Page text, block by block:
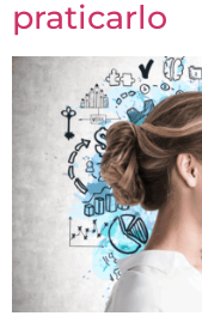
praticarlo